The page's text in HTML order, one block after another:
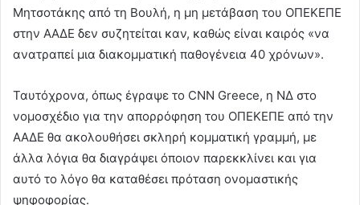
Μητσοτάκης από τη Βουλή, η μη μετάβαση του ΟΠΕΚΕΠΕ
στην ΑΑΔΕ δεν συζητείται καν, καθώς είναι καιρός «να
ανατραπεί μια διακομματική παθογένεια 40 χρόνων».
Ταυτόχρονα, όπως έγραψε το CNN Greece, η ΝΔ στο
νομοσχέδιο για την απορρόφηση του ΟΠΕΚΕΠΕ από την
ΑΑΔΕ θα ακολουθήσει σκληρή κομματική γραμμή, με
άλλα λόγια θα διαγράψει όποιον παρεκκλίνει και για
αυτό το λόγο θα καταθέσει πρόταση ονομαστικής
ψηφοφορίας.